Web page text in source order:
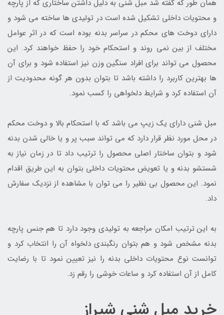
همان طور که گفته شد مبل شنی به دلیل داشتن ساختاری که از پارچه
و محتویات داخلی تشکیل شده است در تولیدی ها ساخته می شود و
دارای دوخت های محکم در سراسر بدنه بوده است که در اثر عوامل
مختلف از بین نمی روند و استحکام خود را حفظ خواهند کرد. این
محصول می تواند برای افراد سنگین وزن نیز استفاده شود و برای آن
ها بهترین کاربرد را داشته باشد تا بتوان بدون هر گونه محدودیت از
آن استفاده کرد و شرایط دلخواهی را کسب نمود.
مبل شنی دارای یک زیپ می باشد که با استحکام بالا و دوخت محکم
در محل مورد نظر قرار دارد که می تواند سبب پر و یا خالی شدن بدنه
شود و بتوان ساختار اصلی محصول را ترتیب داد تا در زمان نیاز به
شستشو بدنه و یا تعویض محتویات داخلی بتوان به این طریق اقدام
نمود. این محصول بی نظیر را می توان با مشاهده از نزدیک سفارش
داد.
به این ترتیب امکان مراجعه به تولیدی وجود دارد تا هم جنس پارچه
بدنه مشخص شود و هم بتوان رنگبندی دلخواه آن را انتخاب کرد و
توانست نوع محتویات داخلی بدنه را نیز تعیین نمود تا با رضایت
کامل از آن استفاده کرد و ساعات خوشی را رقم زد.
خرید مبل شنی شیراز